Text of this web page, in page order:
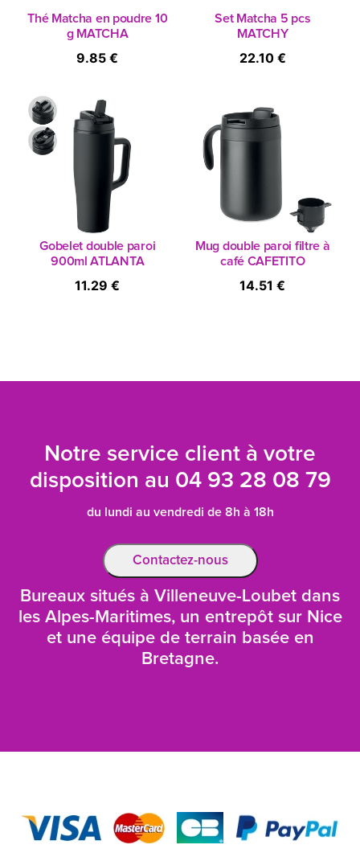
Thé Matcha en poudre 10
g MATCHA
9.85 €
Set Matcha 5 pcs
MATCHY
22.10 €
Gobelet double paroi
900ml ATLANTA
11.29 €
Mug double paroi filtre à
café CAFETITO
14.51 €
Notre service client à votre
disposition au 04 93 28 08 79
du lundi au vendredi de 8h à 18h
Contactez-nous
Bureaux situés à Villeneuve-Loubet dans
les Alpes-Maritimes, un entrepôt sur Nice
et une équipe de terrain basée en
Bretagne.